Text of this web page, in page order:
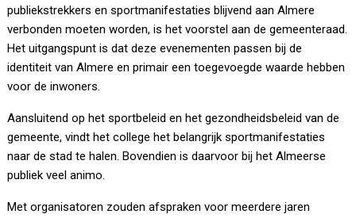
publiekstrekkers en sportmanifestaties blijvend aan Almere
verbonden moeten worden, is het voorstel aan de gemeenteraad.
Het uitgangspunt is dat deze evenementen passen bij de
identiteit van Almere en primair een toegevoegde waarde hebben
voor de inwoners.
Aansluitend op het sportbeleid en het gezondheidsbeleid van de
gemeente, vindt het college het belangrijk sportmanifestaties
naar de stad te halen. Bovendien is daarvoor bij het Almeerse
publiek veel animo.
Met organisatoren zouden afspraken voor meerdere jaren